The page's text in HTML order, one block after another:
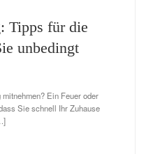
Tipps für die
unbedingt
Ein Feuer oder
Sie schnell Ihr Zuhause